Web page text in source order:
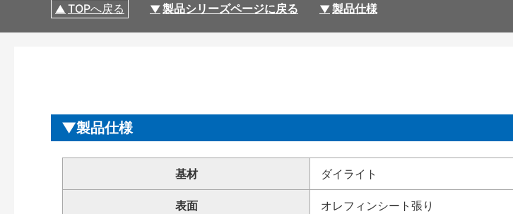
TOPへ戻る 製品シリーズページに戻る 製品仕様
製品仕様
基材 ダイライト
表面 オレフィンシート張り